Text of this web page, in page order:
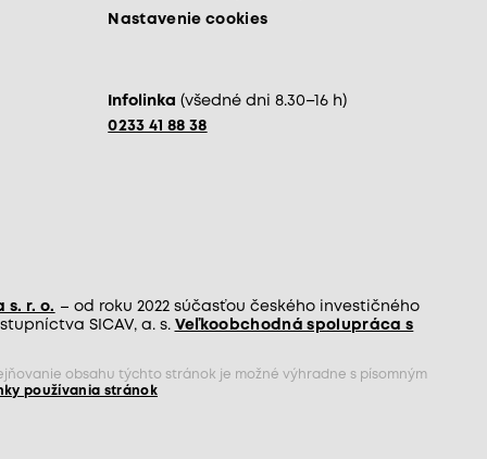
Nastavenie cookies
Infolinka (všedné dni 8.30–16 h)
0233 41 88 38
s. r. o. – od roku 2022 súčasťou českého investičného
SICAV, a. s. Veľkoobchodná spolupráca s
obsahu týchto stránok je možné výhradne s písomným
používania stránok